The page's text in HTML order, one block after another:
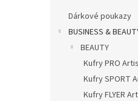
Dárkové poukazy
BUSINESS &
BEAUTY
Kufry PRO
Kufry SPORT
Kufry FLYER